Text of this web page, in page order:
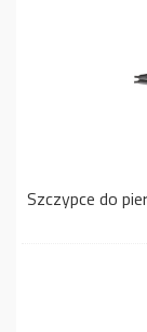
Szczypce do